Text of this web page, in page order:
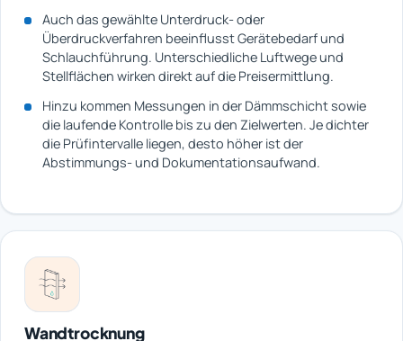
Auch das gewählte Unterdruck- oder
Überdruckverfahren beeinflusst Gerätebedarf und
Schlauchführung. Unterschiedliche Luftwege und
Stellflächen wirken direkt auf die Preisermittlung.
Hinzu kommen Messungen in der Dämmschicht sowie
die laufende Kontrolle bis zu den Zielwerten. Je dichter
die Prüfintervalle liegen, desto höher ist der
Abstimmungs- und Dokumentationsaufwand.
Wandtrocknung